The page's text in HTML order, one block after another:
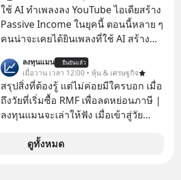
เอ๋ นิ้วกลม-สราวุธ เฮ้งสวัสดิ์ จะพาทุก
คนไปสำรวจวิธีสร้างขอบเขตเพื่อรักษา
ใจของตัวเองและรักษาความสัมพันธ์
ของคนรอบข้างไปพร้อมกัน
#boundary #selfdevelopment #แอป
เท๋dinnertalk
#missiontothemoonpodcast
ยอด 2 ล้านบาทขึ้นไป ฟรีค่าธรรมเนียม
ซื้อ
ใช้ AI ทำเพลงลง YouTube ไอเดียสร้าง
Passive Income ในยุคนี้ ตอนนี้หลาย ๆ
คนน่าจะเคยได้ยินเพลงที่ใช้ AI สร้าง
รู้ตัวเรา” จากช่องชื่อว่า UNHEARD
MUSIC ที่ตอนนี้มียอดรับชมกว่า 26
ล้านครั้งแล้ว
ลงทุนแมน ยืนยันแล้ว
เมื่อวาน เวลา 12:00 • หุ้น & เศรษฐกิจ
สรุปสิ่งที่ต้องรู้ แต่ไม่ค่อยมีใครบอก เมื่อ
ถึงวัยที่เริ่มซื้อ RMF เพื่อลดหย่อนภาษี |
ลงทุนแมนจะเล่าให้ฟัง เมื่อเข้าสู่วัย
ดูทั้งหมด